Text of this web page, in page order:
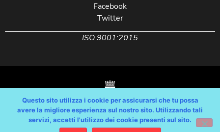
Facebook
Twitter
ISO 9001:2015
Copyright © Comune di Trieste – partita Iva 00210240321 – tutti i diritti
Questo sito utilizza i cookie per assicurarsi che tu possa
avere la migliore esperienza sul nostro sito. Utilizzando tali
servizi, accetti l'utilizzo dei cookie presenti sul sito.